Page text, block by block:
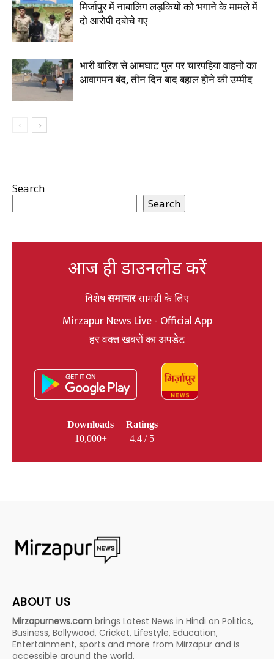
मिर्जापुर में नाबालिग लड़कियों को भगाने के मामले में
दो आरोपी दबोचे गए
भारी बारिश से आमघाट पुल पर चारपहिया वाहनों का
आवागमन बंद, तीन दिन बाद बहाल होने की उम्मीद
Search
Search
आज ही डाउनलोड करें
विशेषसमाचारसामग्री के लिए
Mirzapur News Live - Official App
हर वक्त खबरों का अपडेट
Downloads
10,000+
Ratings
4.4 / 5
ABOUT US
Mirzapurnews.com brings Latest News in Hindi on Politics,
Business, Bollywood, Cricket, Lifestyle, Education,
Entertainment, sports and more from Mirzapur and is
accessible around the world.